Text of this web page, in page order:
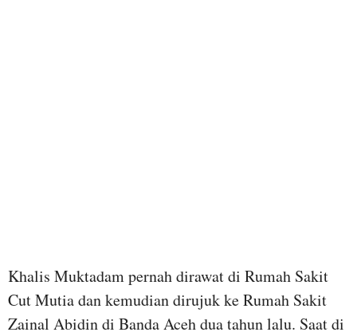
Khalis Muktadam pernah dirawat di Rumah Sakit
Cut Mutia dan kemudian dirujuk ke Rumah Sakit
Zainal Abidin di Banda Aceh dua tahun lalu. Saat di